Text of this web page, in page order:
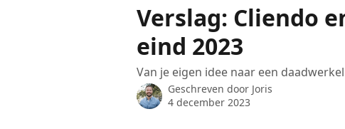
Verslag: Cliendo
eind 2023
Van je eigen idee naar een
Geschreven door Joris
4 december 2023